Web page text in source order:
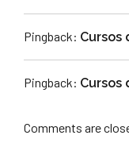
Pingback: Cursos
Pingback: Cursos
Comments are